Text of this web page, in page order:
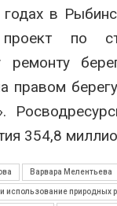
в
проект по
ремонту
правом
354,8
Варвара Мелентьева
использование природных